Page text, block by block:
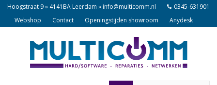
Hoogstraat 9 » 4141BA Leerdam »info@multicomm.nl
0345-631901
Webshop
Contact Openingstijden showroom Anydesk